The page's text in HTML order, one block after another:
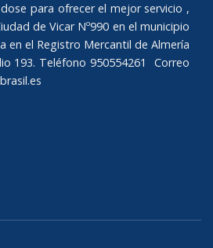
para ofrecer el mejor servicio ,
de Vicar Nº990 en el municipio
en el Registro Mercantil de Almería
193. Teléfono 950554261 Correo